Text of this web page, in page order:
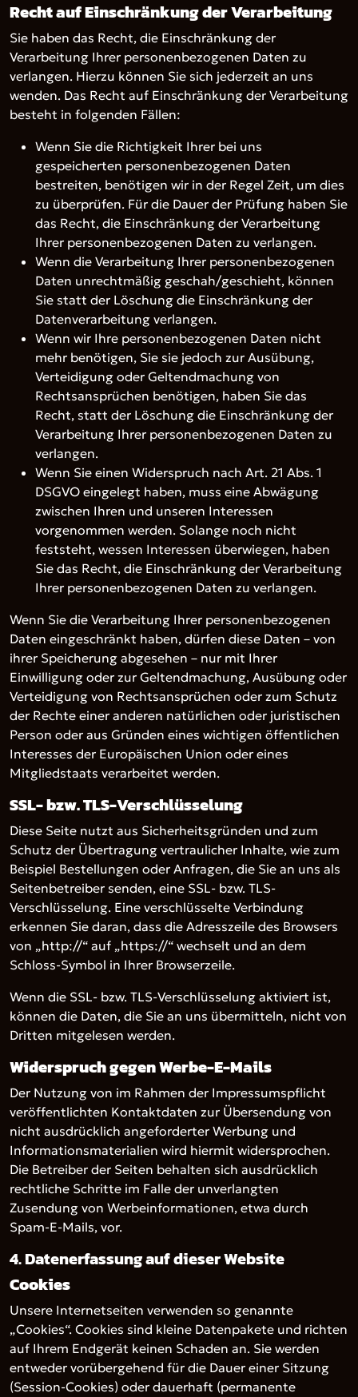
Recht auf Einschränkung der Verarbeitung
Sie haben das Recht, die Einschränkung der
Verarbeitung Ihrer personenbezogenen Daten zu
verlangen. Hierzu können Sie sich jederzeit an uns
wenden. Das Recht auf Einschränkung der Verarbeitung
besteht in folgenden Fällen:
Wenn Sie die Richtigkeit Ihrer bei uns
gespeicherten personenbezogenen Daten
bestreiten, benötigen wir in der Regel Zeit, um dies
zu überprüfen. Für die Dauer der Prüfung haben Sie
das Recht, die Einschränkung der Verarbeitung
Ihrer personenbezogenen Daten zu verlangen.
Wenn die Verarbeitung Ihrer personenbezogenen
Daten unrechtmäßig geschah/geschieht, können
Sie statt der Löschung die Einschränkung der
Datenverarbeitung verlangen.
Wenn wir Ihre personenbezogenen Daten nicht
mehr benötigen, Sie sie jedoch zur Ausübung,
Verteidigung oder Geltendmachung von
Rechtsansprüchen benötigen, haben Sie das
Recht, statt der Löschung die Einschränkung der
Verarbeitung Ihrer personenbezogenen Daten zu
verlangen.
Wenn Sie einen Widerspruch nach Art. 21 Abs. 1
DSGVO eingelegt haben, muss eine Abwägung
zwischen Ihren und unseren Interessen
vorgenommen werden. Solange noch nicht
feststeht, wessen Interessen überwiegen, haben
Sie das Recht, die Einschränkung der Verarbeitung
Ihrer personenbezogenen Daten zu verlangen.
Wenn Sie die Verarbeitung Ihrer personenbezogenen
Daten eingeschränkt haben, dürfen diese Daten – von
ihrer Speicherung abgesehen – nur mit Ihrer
Einwilligung oder zur Geltendmachung, Ausübung oder
Verteidigung von Rechtsansprüchen oder zum Schutz
der Rechte einer anderen natürlichen oder juristischen
Person oder aus Gründen eines wichtigen öffentlichen
Interesses der Europäischen Union oder eines
Mitgliedstaats verarbeitet werden.
SSL- bzw. TLS-Verschlüsselung
Diese Seite nutzt aus Sicherheitsgründen und zum
Schutz der Übertragung vertraulicher Inhalte, wie zum
Beispiel Bestellungen oder Anfragen, die Sie an uns als
Seitenbetreiber senden, eine SSL- bzw. TLS-
Verschlüsselung. Eine verschlüsselte Verbindung
erkennen Sie daran, dass die Adresszeile des Browsers
von „http://“ auf „https://“ wechselt und an dem
Schloss-Symbol in Ihrer Browserzeile.
Wenn die SSL- bzw. TLS-Verschlüsselung aktiviert ist,
können die Daten, die Sie an uns übermitteln, nicht von
Dritten mitgelesen werden.
Widerspruch gegen Werbe-E-Mails
Der Nutzung von im Rahmen der Impressumspflicht
veröffentlichten Kontaktdaten zur Übersendung von
nicht ausdrücklich angeforderter Werbung und
Informationsmaterialien wird hiermit widersprochen.
Die Betreiber der Seiten behalten sich ausdrücklich
rechtliche Schritte im Falle der unverlangten
Zusendung von Werbeinformationen, etwa durch
Spam-E-Mails, vor.
4. Datenerfassung auf dieser Website
Cookies
Unsere Internetseiten verwenden so genannte
„Cookies“. Cookies sind kleine Datenpakete und richten
auf Ihrem Endgerät keinen Schaden an. Sie werden
entweder vorübergehend für die Dauer einer Sitzung
(Session-Cookies) oder dauerhaft (permanente